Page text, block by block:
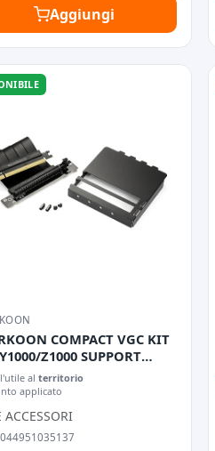
Aggiungi
COMPACT VGC KIT
Z1000 SUPPORT
PER SCHEDA VIDEO
3.0
al territorio
applicato
ACCESSORI